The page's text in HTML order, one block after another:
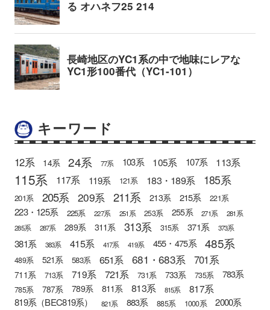
キーワード
12系 14系 24系 77系 103系 105系 107系 113系
115系 117系 119系 121系 183・189系 185系
201系 205系 209系 211系 213系 215系 221系
223・125系 225系 227系 251系 253系 255系 271系
281系
285系
287系 289系 311系 313系 315系 371系 373系
381系 383系 415系 417系 419系 455・475系 485系
489系 521系 583系 651系 681・683系 701系
711系 713系 719系 721系 731系 733系 735系 783系
785系 787系 789系 811系 813系 815系 817系
819系（BEC819系） 821系 883系 885系 1000系 2000系